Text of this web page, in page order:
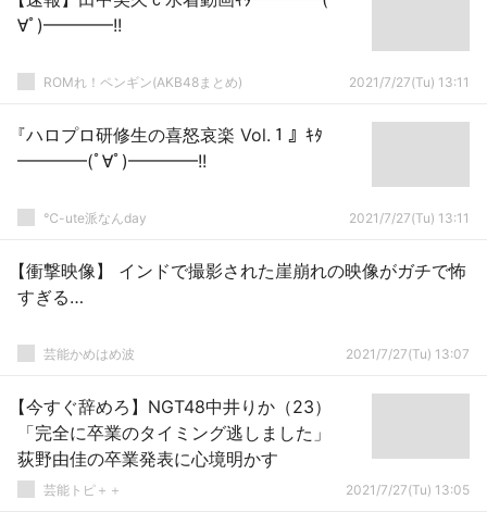
∀ﾟ)━━━━!!
ROMれ！ペンギン(AKB48まとめ) 2021/7/27(Tu) 13:11
『ハロプロ研修生の喜怒哀楽 Vol.１』ｷﾀ
━━━━(ﾟ∀ﾟ)━━━━!!
℃-ute派なんday 2021/7/27(Tu) 13:11
【衝撃映像】 インドで撮影された崖崩れの映像がガチで怖
すぎる…
芸能かめはめ波 2021/7/27(Tu) 13:07
【今すぐ辞めろ】NGT48中井りか（23）
「完全に卒業のタイミング逃しました」
荻野由佳の卒業発表に心境明かす
芸能トピ＋＋ 2021/7/27(Tu) 13:05